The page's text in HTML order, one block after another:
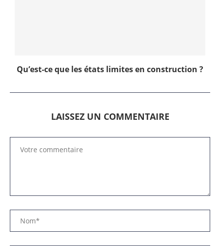
Qu’est-ce que les états limites en construction ?
LAISSEZ UN COMMENTAIRE